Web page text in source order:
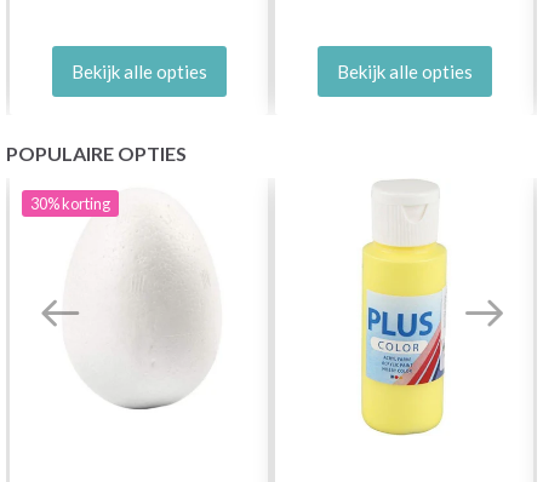
Bekijk alle opties Bekijk alle opties
POPULAIRE OPTIES
30%korting